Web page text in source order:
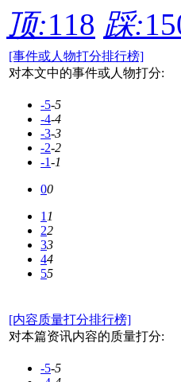
顶:118 踩:
[事件或人物打分排行榜]
对本文中的事件或人物打分:
-5-5
-4-4
-3-3
-2-2
-1-1
00
11
22
33
44
55
[内容质量打分排行榜]
对本篇资讯内容的质量打分:
-5-5